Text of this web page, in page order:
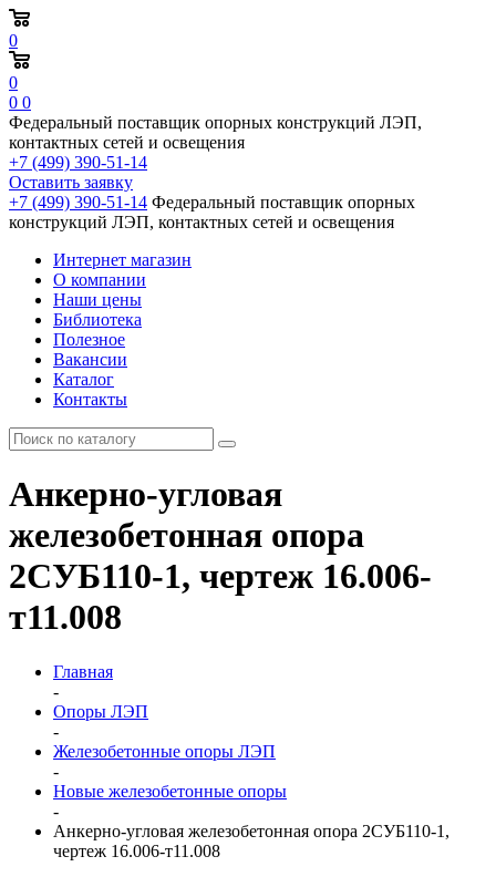
0
0
0 0
Федеральный поставщик опорных конструкций ЛЭП,
контактных сетей и освещения
+7 (499) 390-51-14
Оставить заявку
+7 (499) 390-51-14 Федеральный поставщик опорных
конструкций ЛЭП, контактных сетей и освещения
Интернет магазин
О компании
Наши цены
Библиотека
Полезное
Вакансии
Каталог
Контакты
Анкерно-угловая
железобетонная опора
2СУБ110-1, чертеж 16.006-
т11.008
Главная
-
Опоры ЛЭП
-
Железобетонные опоры ЛЭП
-
Новые железобетонные опоры
-
Анкерно-угловая железобетонная опора 2СУБ110-1,
чертеж 16.006-т11.008